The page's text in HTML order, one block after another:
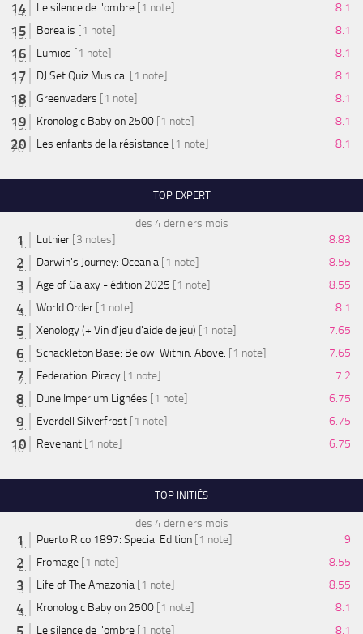
Le silence de l'ombre [1 note]
8.1
Borealis [1 note]
8.1
Lumios [1 note]
8.1
DJ Set Quiz Musical [1 note]
8.1
Greenvaders [1 note]
8.1
Kronologic Babylon 2500 [1 note]
8.1
Les enfants de la résistance [1 note] 8.1
TOP EXPERT
des 4 derniers mois
Luthier [3 notes]
8.83
Darwin's Journey: Oceania [1 note]
8.55
Age of Galaxy - édition 2025 [1 note]
8.55
World Order [1 note]
8.1
Xenology (+ Vin d'jeu d'aide de jeu) [1 note]
7.65
Schackleton Base: Below. Within. Above. [1 note]
7.65
Federation: Piracy [1 note]
7.2
Dune Imperium Lignées [1 note]
6.75
Everdell Silverfrost [1 note]
6.75
Revenant [1 note] 6.75
TOP INITIÉS
des 4 derniers mois
Puerto Rico 1897: Special Edition [1 note]
9
Fromage [1 note]
8.55
Life of The Amazonia [1 note]
8.55
Kronologic Babylon 2500 [1 note]
8.1
Le silence de l'ombre [1 note] 8.1